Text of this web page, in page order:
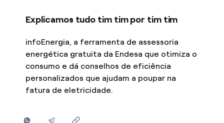
Explicamos tudo tim tim por tim tim
infoEnergia, a ferramenta de assessoria
energética gratuita da Endesa que otimiza o
consumo e dá conselhos de eficiência
personalizados que ajudam a poupar na
fatura de eletricidade.